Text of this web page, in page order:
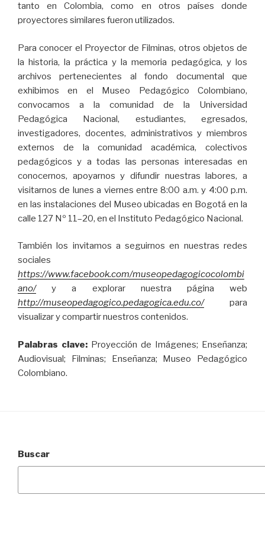
tanto en Colombia, como en otros países donde
proyectores similares fueron utilizados.
Para conocer el Proyector de Filminas, otros objetos de
la historia, la práctica y la memoria pedagógica, y los
archivos pertenecientes al fondo documental que
exhibimos en el Museo Pedagógico Colombiano,
convocamos a la comunidad de la Universidad
Pedagógica Nacional, estudiantes, egresados,
investigadores, docentes, administrativos y miembros
externos de la comunidad académica, colectivos
pedagógicos y a todas las personas interesadas en
conocernos, apoyarnos y difundir nuestras labores, a
visitarnos de lunes a viernes entre 8:00 a.m. y 4:00 p.m.
en las instalaciones del Museo ubicadas en Bogotá en la
calle 127 Nº 11–20, en el Instituto Pedagógico Nacional.
También los invitamos a seguirnos en nuestras redes
sociales
https://www.facebook.com/museopedagogicocolombi
ano/y a explorar nuestra página web
http://museopedagogico.pedagogica.edu.co/para
visualizar y compartir nuestros contenidos.
Palabras clave: Proyección de Imágenes; Enseñanza;
Audiovisual; Filminas; Enseñanza; Museo Pedagógico
Colombiano.
Buscar